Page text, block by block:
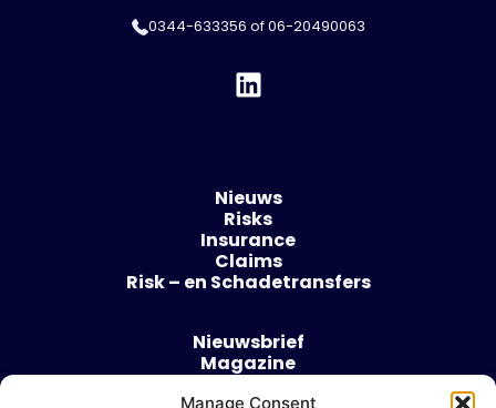
Manage Consent
0344-633356 of06-20490063
Nieuws
Risks
Insurance
Claims
Risk – en Schadetransfers
Nieuwsbrief
Magazine